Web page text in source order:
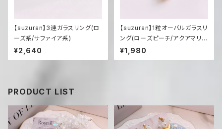
【suzuran】3連ガラスリング(ロ
ーズ系/サファイア系)
¥2,640
【suzuran】1粒オーバルガラスリ
ング(ローズピーチ/アクアマリ
ン/シトラスグリーン/ホワイトオ
パールヘリオトロープ)
¥1,980
PRODUCT LIST